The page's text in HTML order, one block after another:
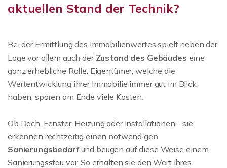
aktuellen Stand der Technik?
Bei der Ermittlung des Immobilienwertes spielt neben der
Lage vor allem auch der Zustand des Gebäudes eine
ganz erhebliche Rolle. Eigentümer, welche die
Wertentwicklung ihrer Immobilie immer gut im Blick
haben, sparen am Ende viele Kosten.
Ob Dach, Fenster, Heizung oder Installationen - sie
erkennen rechtzeitig einen notwendigen
Sanierungsbedarfund beugen auf diese Weise einem
Sanierungsstau vor. So erhalten sie den Wert Ihres